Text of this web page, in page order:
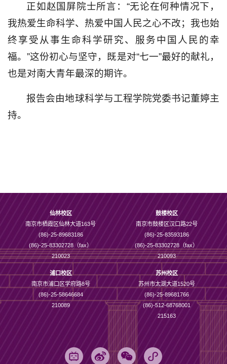
正如赵国屏院士所言：“无论在何种情况下，
我热爱生命科学、热爱中国人民之心不改；我也始
终享受从事生命科学研究、服务中国人民的幸
福。”这份初心与坚守，既是对“七一”最好的献礼，
也是对南大青年最深的期许。
报告会由地球科学与工程学院党委书记董婷主
持。
仙林校区
南京市栖霞区仙林大道163号
(86)-25-89683186
(86)-25-83302728（fax）
210023
鼓楼校区
南京市鼓楼区汉口路22号
(86)-25-83593186
(86)-25-83302728（fax）
210093
浦口校区
南京市浦口区学府路8号
(86)-25-58646684
210089
苏州校区
苏州市太湖大道1520号
(86)-25-89681766
(86)-512-68768001
215163